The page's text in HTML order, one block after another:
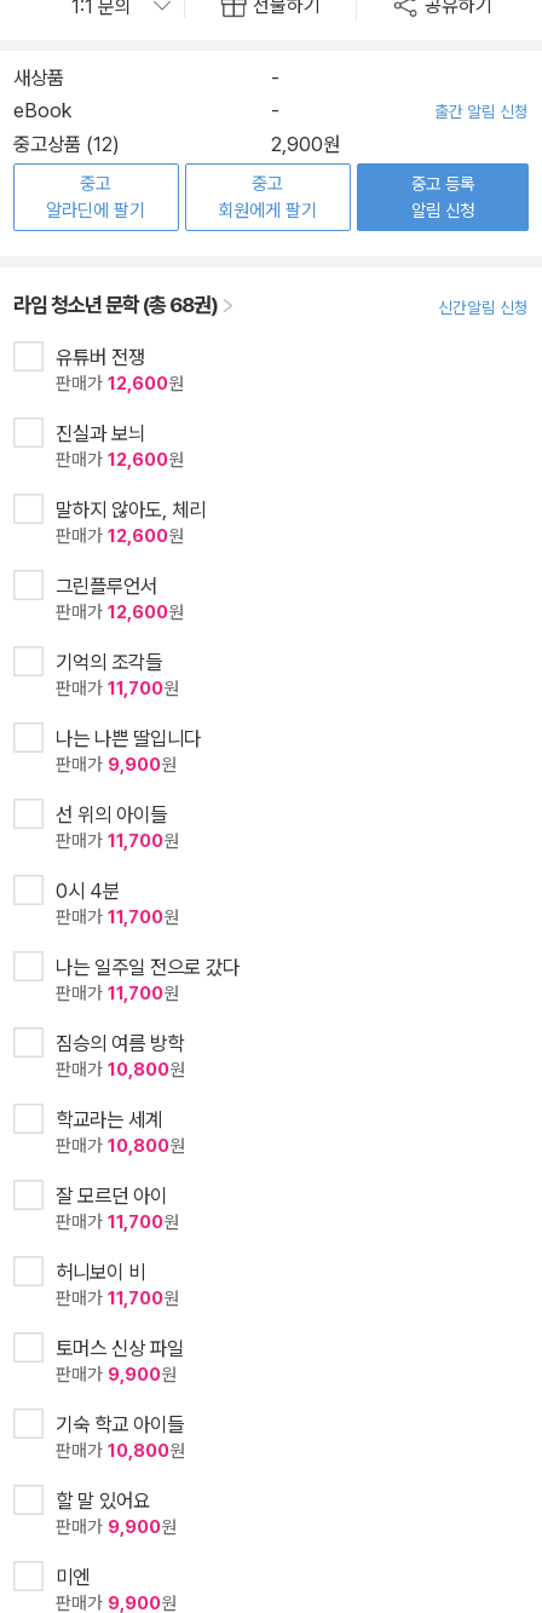
선물하기 공유하기
새상품
-
eBook
- 출간 알림 신청
중고상품 (12) 2,900원
중고
알라딘에 팔기
중고
회원에게 팔기
중고 등록
알림 신청
라임 청소년 문학 (총 68권) 신간알림 신청
유튜버 전쟁
판매가 12,600원
진실과 보늬
판매가 12,600원
말하지 않아도, 체리
판매가 12,600원
그린플루언서
판매가 12,600원
기억의 조각들
판매가 11,700원
나는 나쁜 딸입니다
판매가 9,900원
선 위의 아이들
판매가 11,700원
0시 4분
판매가 11,700원
나는 일주일 전으로 갔다
판매가 11,700원
짐승의 여름 방학
판매가 10,800원
학교라는 세계
판매가 10,800원
잘 모르던 아이
판매가 11,700원
허니보이 비
판매가 11,700원
토머스 신상 파일
판매가 9,900원
기숙 학교 아이들
판매가 10,800원
할 말 있어요
판매가 9,900원
미엔
판매가 9,900원